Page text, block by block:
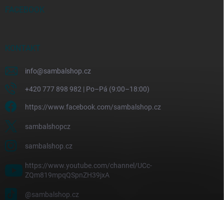
FACEBOOK
KONTAKT
info@sambalshop.cz
+420 777 898 982 | Po–Pá (9:00–18:00)
https://www.facebook.com/sambalshop.cz
sambalshopcz
sambalshop.cz
https://www.youtube.com/channel/UCc-
ZQm819mpqQSpnZH39jxA
@sambalshop.cz